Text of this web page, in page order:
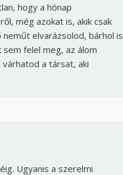
hogy a hónap
még azokat is, akik csak
elvarázsolod, bárhol is
felel meg, az álom
a társat, aki
Ugyanis a szerelmi